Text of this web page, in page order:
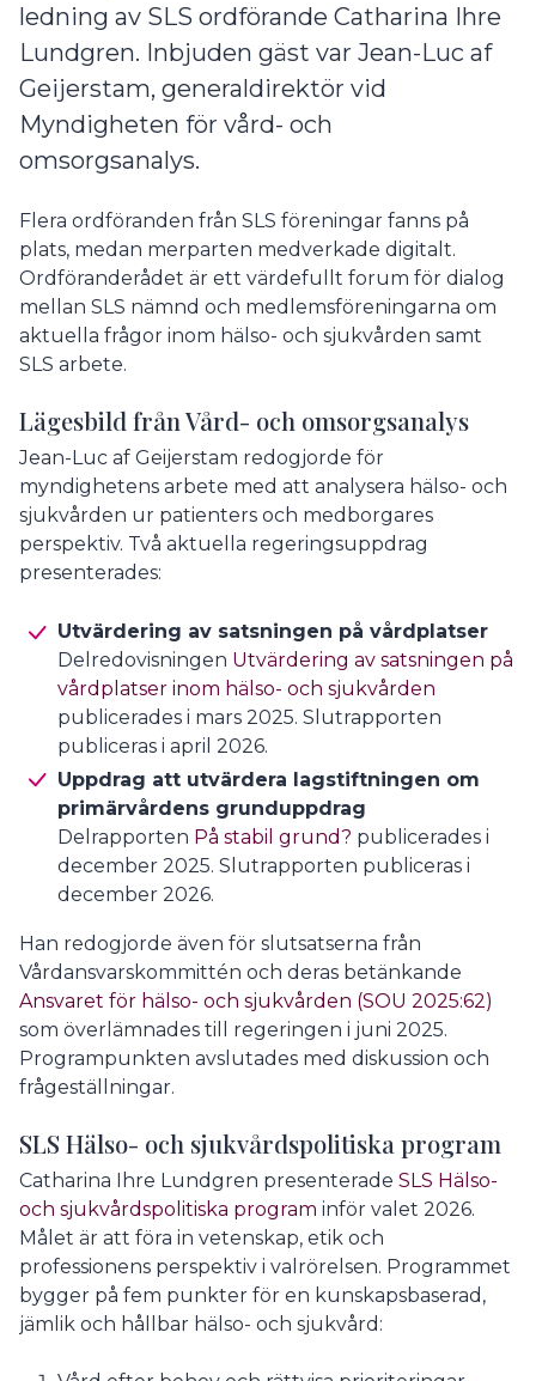
ledning av SLS ordförande Catharina Ihre
Lundgren. Inbjuden gäst var Jean-Luc af
Geijerstam, generaldirektör vid
Myndigheten för vård- och
omsorgsanalys.
Flera ordföranden från SLS föreningar fanns på
plats, medan merparten medverkade digitalt.
Ordföranderådet är ett värdefullt forum för dialog
mellan SLS nämnd och medlemsföreningarna om
aktuella frågor inom hälso- och sjukvården samt
SLS arbete.
Lägesbild från Vård- och omsorgsanalys
Jean-Luc af Geijerstam redogjorde för
myndighetens arbete med att analysera hälso- och
sjukvården ur patienters och medborgares
perspektiv. Två aktuella regeringsuppdrag
presenterades:
Utvärdering av satsningen på vårdplatser
Delredovisningen Utvärdering av satsningen på
vårdplatser inom hälso- och sjukvården
publicerades i mars 2025. Slutrapporten
publiceras i april 2026.
Uppdrag att utvärdera lagstiftningen om
primärvårdens grunduppdrag
Delrapporten På stabil grund? publicerades i
december 2025. Slutrapporten publiceras i
december 2026.
Han redogjorde även för slutsatserna från
Vårdansvarskommittén och deras betänkande
Ansvaret för hälso- och sjukvården (SOU 2025:62)
som överlämnades till regeringen i juni 2025.
Programpunkten avslutades med diskussion och
frågeställningar.
SLS Hälso- och sjukvårdspolitiska program
Catharina Ihre Lundgren presenterade SLS Hälso-
och sjukvårdspolitiska program inför valet 2026.
Målet är att föra in vetenskap, etik och
professionens perspektiv i valrörelsen. Programmet
bygger på fem punkter för en kunskapsbaserad,
jämlik och hållbar hälso- och sjukvård: